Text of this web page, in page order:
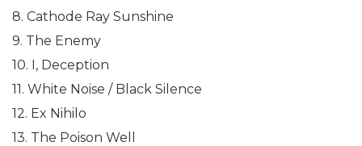
8. Cathode Ray Sunshine
9. The Enemy
10. I, Deception
11. White Noise / Black Silence
12. Ex Nihilo
13. The Poison Well